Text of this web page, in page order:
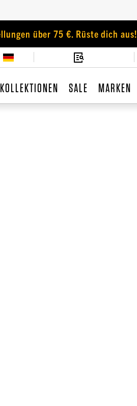
über 75 €. Rüste dich aus!
KOLLEKTIONEN SALE MARKEN